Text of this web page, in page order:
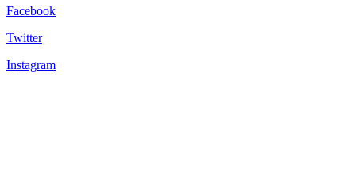
Facebook
Twitter
Instagram